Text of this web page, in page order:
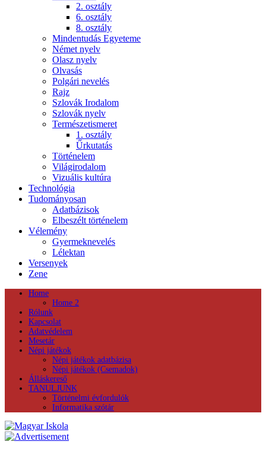
2. osztály
6. osztály
8. osztály
Mindentudás Egyeteme
Német nyelv
Olasz nyelv
Olvasás
Polgári nevelés
Rajz
Szlovák Irodalom
Szlovák nyelv
Természetismeret
1. osztály
Űrkutatás
Történelem
Világirodalom
Vizuális kultúra
Technológia
Tudományosan
Adatbázisok
Elbeszélt történelem
Vélemény
Gyermeknevelés
Lélektan
Versenyek
Zene
Home
Home 2
Rólunk
Kapcsolat
Adatvédelem
Mesetár
Népi játékok
Népi játékok adatbázisa
Népi játékok (Csemadok)
Álláskereső
TANULJUNK
Történelmi évfordulók
Informatika szótár